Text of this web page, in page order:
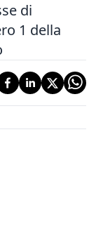
di
1 della